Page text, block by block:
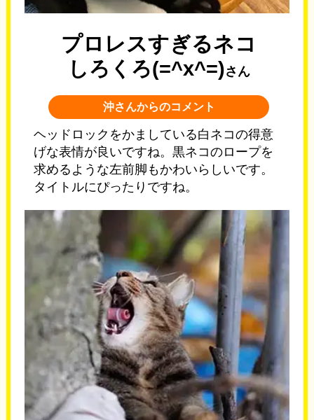
プロレスすぎるネコ
しろくろ(=^x^=)さん
沖さんからのコメント
ヘッドロックをかましている白ネコの得意
げな表情が良いですね。黒ネコのロープを
求めるような左前脚もかわいらしいです。
タイトルにぴったりですね。